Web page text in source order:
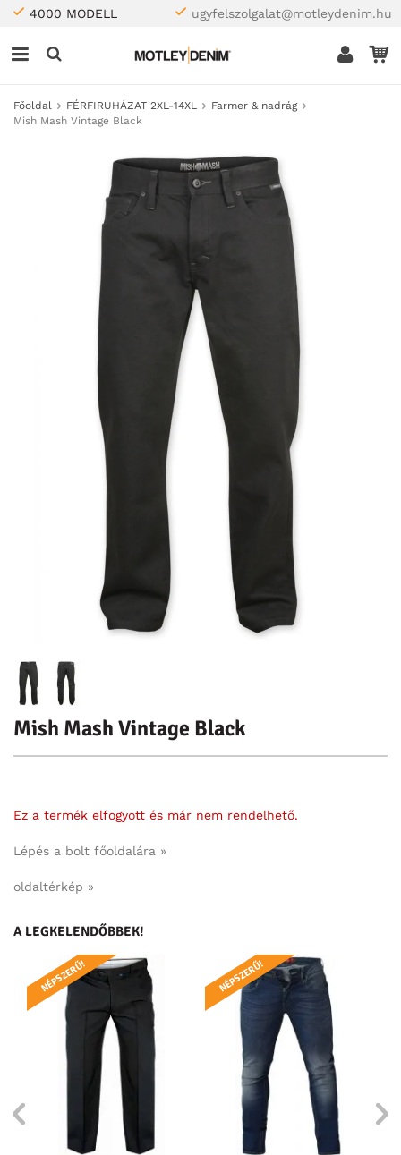
4000 MODELL ugyfelszolgalat@motleydenim.hu
Főoldal FÉRFIRUHÁZAT 2XL-14XL
Farmer & nadrág
Mish Mash Vintage Black
Mish Mash Vintage Black
Ez a termék elfogyott és már nem rendelhető.
Lépés a bolt főoldalára »
oldaltérkép »
A LEGKELENDŐBBEK!
NÉPSZERŰ! NÉPSZERŰ!